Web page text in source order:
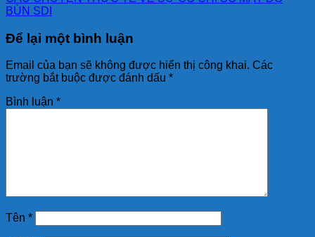
BÙN SDI
Để lại một bình luận
Email của bạn sẽ không được hiển thị công khai. Các
trường bắt buộc được đánh dấu *
Bình luận *
Tên *